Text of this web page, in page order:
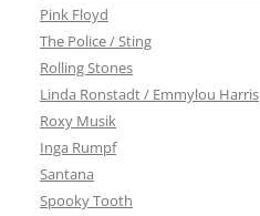
Pink Floyd
The Police / Sting
Rolling Stones
Linda Ronstadt / Emmylou Harris
Roxy Musik
Inga Rumpf
Santana
Spooky Tooth